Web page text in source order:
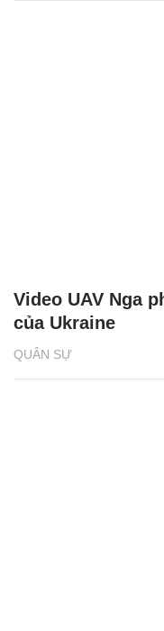
QUÂN SỰ
Video UAV Nga
của Ukraine